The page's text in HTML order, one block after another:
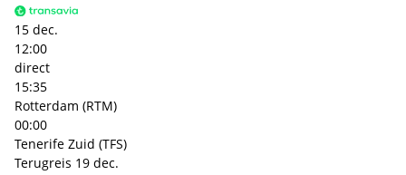
15 dec.
12:00
direct
15:35
Rotterdam (RTM)
00:00
Tenerife Zuid (TFS)
Terugreis 19 dec.